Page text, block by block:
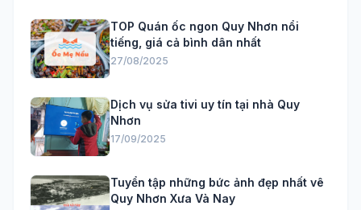
TOP Quán ốc ngon Quy Nhơn nổi
tiếng, giá cả bình dân nhất
27/08/2025
Dịch vụ sửa tivi uy tín tại nhà Quy
Nhơn
17/09/2025
Tuyển tập những bức ảnh đẹp nhất vê
Quy Nhơn Xưa Và Nay